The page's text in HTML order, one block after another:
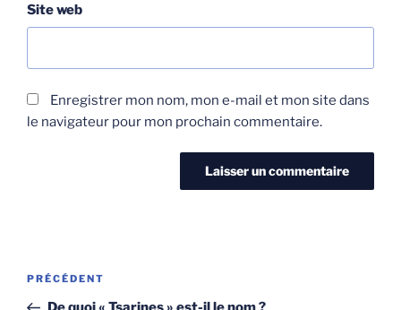
Site web
Enregistrer mon nom, mon e-mail et mon site dans
le navigateur pour mon prochain commentaire.
Navigation
Article
précédent
PRÉCÉDENT